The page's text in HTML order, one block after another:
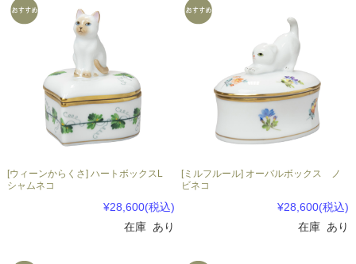
[ウィーンからくさ] ハートボックスL
シャムネコ
¥28,600(税込)
在庫 あり
[ミルフルール] オーバルボックス ノ
ビネコ
¥28,600(税込)
在庫 あり